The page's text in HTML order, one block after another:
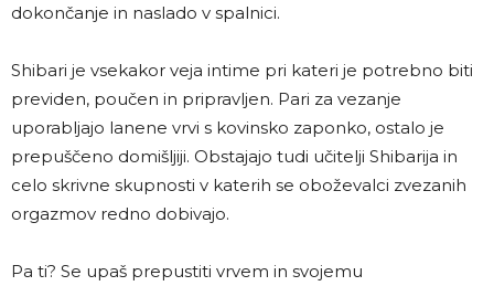
dokončanje in naslado v spalnici.
Shibari je vsekakor veja intime pri kateri je potrebno biti
previden, poučen in pripravljen. Pari za vezanje
uporabljajo lanene vrvi s kovinsko zaponko, ostalo je
prepuščeno domišljiji. Obstajajo tudi učitelji Shibarija in
celo skrivne skupnosti v katerih se oboževalci zvezanih
orgazmov redno dobivajo.
Pa ti? Se upaš prepustiti vrvem in svojemu